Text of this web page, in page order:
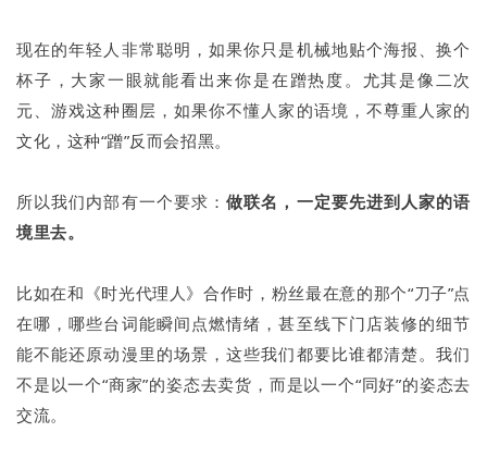
现在的年轻人非常聪明，如果你只是机械地贴个海报、换个
杯子，大家一眼就能看出来你是在蹭热度。尤其是像二次
元、游戏这种圈层，如果你不懂人家的语境，不尊重人家的
文化，这种“蹭”反而会招黑。
所以我们内部有一个要求：做联名，一定要先进到人家的语
境里去。
比如在和《时光代理人》合作时，粉丝最在意的那个“刀子”点
在哪，哪些台词能瞬间点燃情绪，甚至线下门店装修的细节
能不能还原动漫里的场景，这些我们都要比谁都清楚。我们
不是以一个“商家”的姿态去卖货，而是以一个“同好”的姿态去
交流。